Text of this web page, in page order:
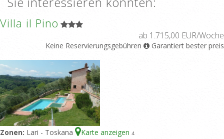
Villa il Pino
ab 1.715,00 EUR/Woche
Keine Reservierungsgebühren Garantiert bester preis
Zonen: Lari - Toskana Karte anzeigen 4